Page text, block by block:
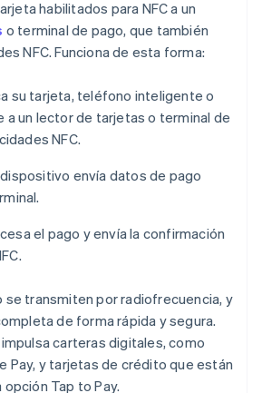
habilitados para NFC a un
o terminal de pago, que también
NFC. Funciona de esta forma:
su tarjeta, teléfono inteligente o
a un lector de tarjetas o terminal de
NFC.
dispositivo envía datos de pago
el pago y envía la confirmación
se transmiten por radiofrecuencia, y
de forma rápida y segura.
carteras digitales, como
Pay, y tarjetas de crédito que están
Tap to Pay.